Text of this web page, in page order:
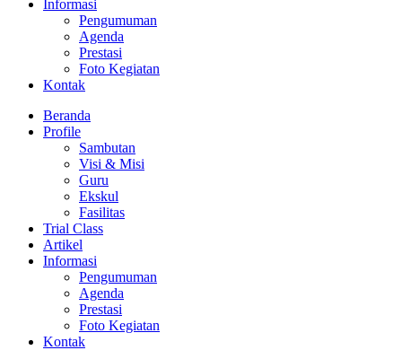
Informasi
Pengumuman
Agenda
Prestasi
Foto Kegiatan
Kontak
Beranda
Profile
Sambutan
Visi & Misi
Guru
Ekskul
Fasilitas
Trial Class
Artikel
Informasi
Pengumuman
Agenda
Prestasi
Foto Kegiatan
Kontak